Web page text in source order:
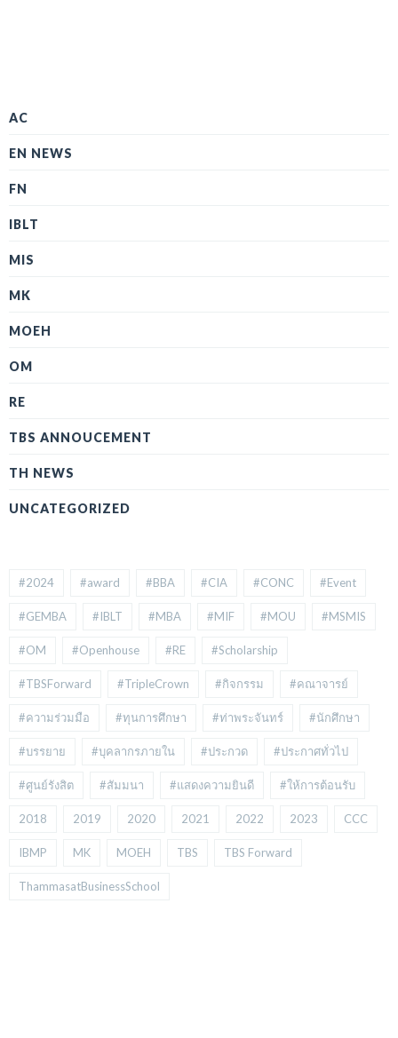
AC
EN NEWS
FN
IBLT
MIS
MK
MOEH
OM
RE
TBS ANNOUCEMENT
TH NEWS
UNCATEGORIZED
#2024 #award #BBA #CIA #CONC #Event
#GEMBA #IBLT #MBA #MIF #MOU #MSMIS
#OM #Openhouse #RE #Scholarship
#TBSForward #TripleCrown #กิจกรรม #คณาจารย์
#ความร่วมมือ #ทุนการศึกษา #ท่าพระจันทร์ #นักศึกษา
#บรรยาย #บุคลากรภายใน #ประกวด #ประกาศทั่วไป
#ศูนย์รังสิต #สัมมนา #แสดงความยินดี #ให้การต้อนรับ
2018 2019 2020 2021 2022 2023 CCC
IBMP MK MOEH TBS TBS Forward
ThammasatBusinessSchool